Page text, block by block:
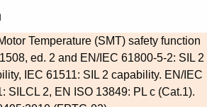
Temperature (SMT) safety function
ed. 2 and EN/IEC 61800-5-2: SIL 2
IEC 61511: SIL 2 capability. EN/IEC
SILCL 2, EN ISO 13849: PL c (Cat.1).